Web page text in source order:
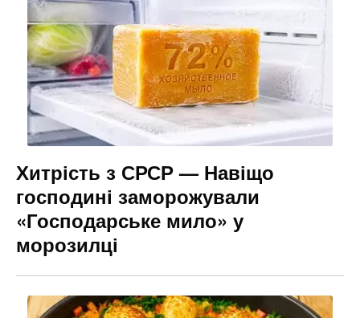
Хитрість з СРСР — Навіщо
господині заморожували
«Господарське мило» у
морозилці